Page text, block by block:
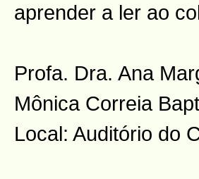
aprender a ler ao
Profa. Dra. Ana
Mônica Correia
Local: Auditório do